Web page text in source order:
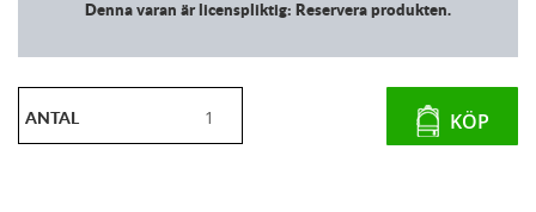
Denna varan är licenspliktig: Reservera produkten.
ANTAL KÖP